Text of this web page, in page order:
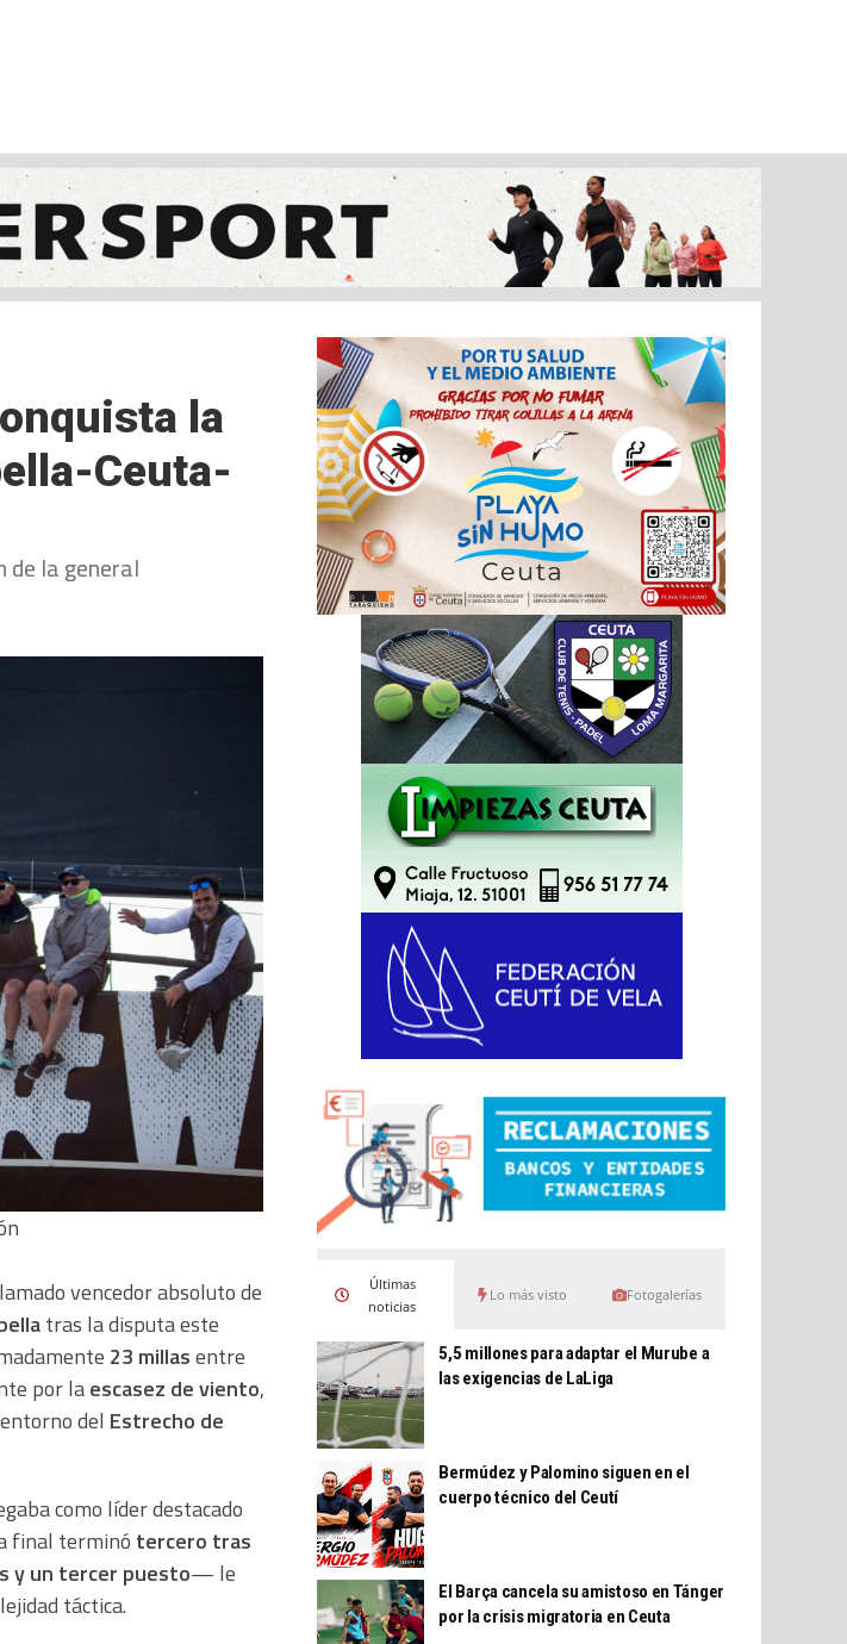
la
Ceuta-
de la general
vencedor absoluto de
tras la disputa este
23 millasentre
por laescasez de viento,
del Estrecho de
como líder destacado
final terminó tercero tras
y un tercer puesto— le
táctica.
Últimas
noticias
Lo más visto Fotogalerías
5,5 millones para adaptar el Murube a
las exigencias de LaLiga
Bermúdez y Palomino siguen en el
cuerpo técnico del Ceutí
El Barça cancela su amistoso en Tánger
por la crisis migratoria en Ceuta